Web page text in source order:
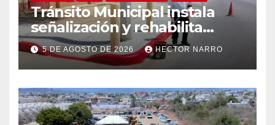
Tránsito Municipal instala
señalización y rehabilita
cruces peatonales en Los
Cabos
5 DE AGOSTO DE 2026 HECTOR NARRO